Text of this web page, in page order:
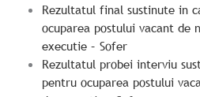
Rezultatul final sustinute in
ocuparea postului vacant de
executie – Sofer
Rezultatul probei interviu
pentru ocuparea postului